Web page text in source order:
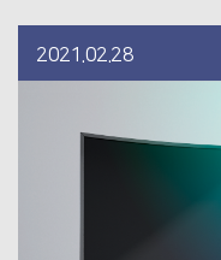
2021.02.28